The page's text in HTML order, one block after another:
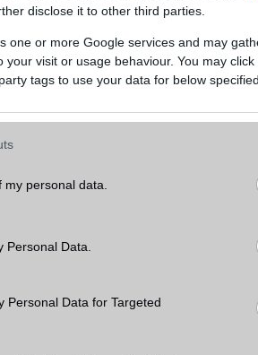
disclose it to other third parties.
one or more Google services and may
visit or usage behaviour. You may
tags to use your data for below
personal data.
Data.
Personal Data for Targeted
Nincs
Nincs
Nincs
Nincs